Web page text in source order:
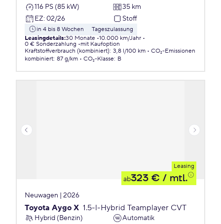
116 PS (85 kW)
35 km
EZ: 02/26 Stoff
in 4 bis 8 Wochen
Tageszulassung
Leasingdetails:30 Monate 10.000 km/Jahr
0 € Sonderzahlung
mit Kaufoption
Kraftstoffverbrauch (kombiniert): 3,8 l/100 km
CO₂-Emissionen
kombiniert: 87 g/km CO₂-Klasse: B
Leasing
ab323 € / mtl.
Neuwagen | 2026
Toyota Aygo X 1.5-l-Hybrid Teamplayer CVT
Hybrid (Benzin) Automatik